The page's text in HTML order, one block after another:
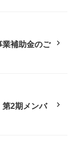
業補助金のご
第2期メンバ